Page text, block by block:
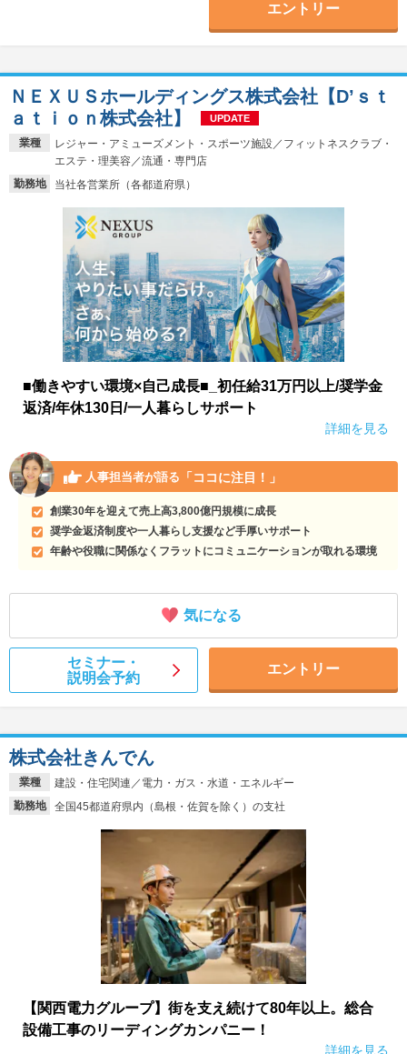
エントリー
業種
レジャー・アミューズメント・スポーツ施設／フィットネスクラブ・
エステ・理美容／流通・専門店
勤務地
当社各営業所（各都道府県）
ＮＥＸＵＳホールディングス株式会社【D’ｓｔ
ａｔｉｏｎ株式会社】
UPDATE
■働きやすい環境×自己成長■_初任給31万円以上/奨学金
返済/年休130日/一人暮らしサポート
詳細を見る
人事担当者が語る 「ココに注目！」
創業30年を迎えて売上高3,800億円規模に成長
奨学金返済制度や一人暮らし支援など手厚いサポート
年齢や役職に関係なくフラットにコミュニケーションが取れる環境
気になる
セミナー・
説明会予約
エントリー
業種
建設・住宅関連／電力・ガス・水道・エネルギー
勤務地
全国45都道府県内（島根・佐賀を除く）の支社
株式会社きんでん
【関西電力グループ】街を支え続けて80年以上。総合
設備工事のリーディングカンパニー！
詳細を見る